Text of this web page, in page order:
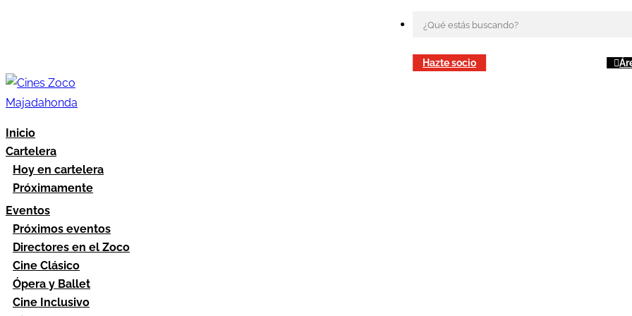
Hazte socio
Inicio
Cartelera
Hoy en cartelera
Próximamente
Eventos
Próximos eventos
Directores en el Zoco
Cine Clásico
Ópera y Ballet
Cine Inclusivo